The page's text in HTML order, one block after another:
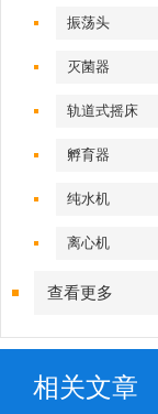
振荡头
灭菌器
轨道式摇床
孵育器
纯水机
离心机
查看更多
相关文章